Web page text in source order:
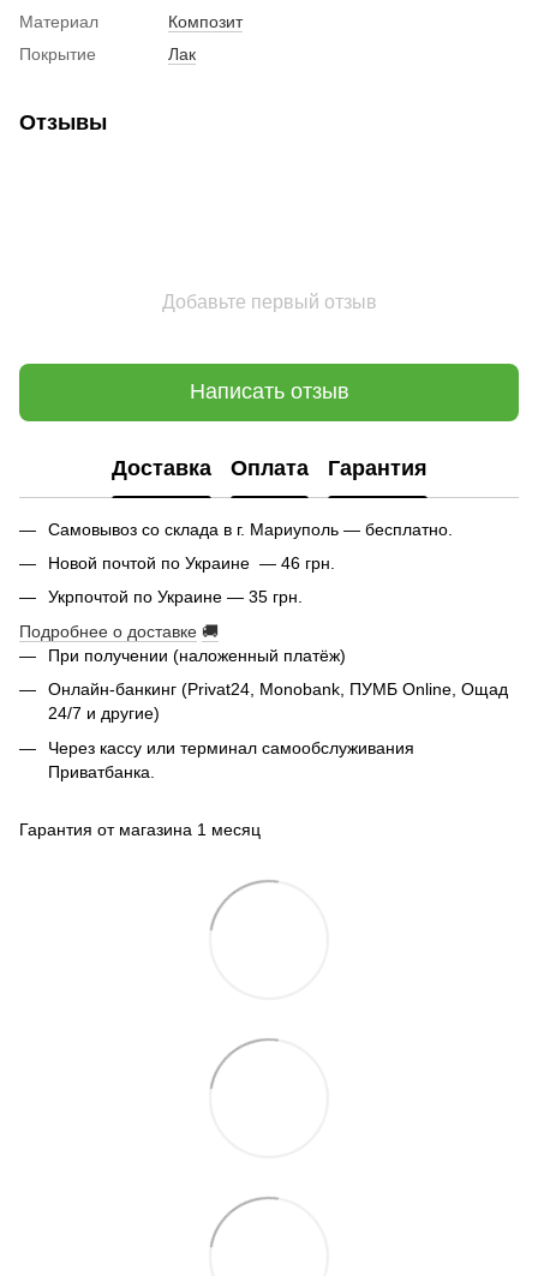
Материал
Композит
Покрытие
Лак
Отзывы
Добавьте первый отзыв
Написать отзыв
Доставка Оплата Гарантия
Самовывоз со склада в г. Мариуполь — бесплатно.
Новой почтой по Украине — 46 грн.
Укрпочтой по Украине — 35 грн.
Подробнее о доставке 🚚
При получении (наложенный платёж)
Онлайн-банкинг (Privat24, Monobank, ПУМБ Online, Ощад
24/7 и другие)
Через кассу или терминал самообслуживания
Приватбанка.
Гарантия от магазина 1 месяц